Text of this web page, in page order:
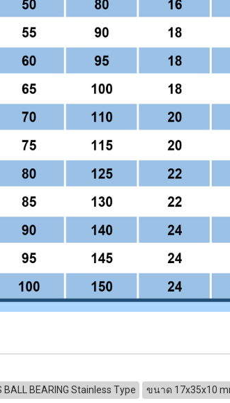
BEARING Stainless Type ขนาด 17x35x10